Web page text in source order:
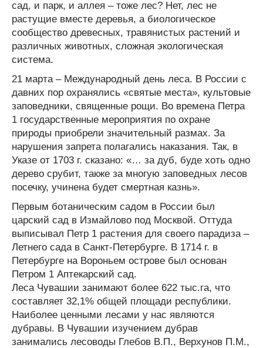
сад, и парк, и аллея – тоже лес? Нет, лес не
растущие вместе деревья, а биологическое
сообщество древесных, травянистых растений и
различных животных, сложная экологическая
система.
21 марта – Международный день леса. В России с
давних пор охранялись «святые места», культовые
заповедники, священные рощи. Во времена Петра
1 государственные мероприятия по охране
природы приобрели значительный размах. За
нарушения запрета полагались наказания. Так, в
Указе от 1703 г. сказано: «… за дуб, буде хоть одно
дерево срубит, также за многую заповедных лесов
посечку, учинена будет смертная казнь».
Первым ботаническим садом в России был
царский сад в Измайлово под Москвой. Оттуда
выписывал Петр 1 растения для своего парадиза –
Летнего сада в Санкт-Петербурге. В 1714 г. в
Петербурге на Вороньем острове был основан
Петром 1 Аптекарский сад.
Леса Чувашии занимают более 622 тыс.га, что
составляет 32,1% общей площади республики.
Наиболее ценными лесами у нас являются
дубравы. В Чувашии изучением дубрав
занимались лесоводы Глебов В.П., Верхунов П.М.,